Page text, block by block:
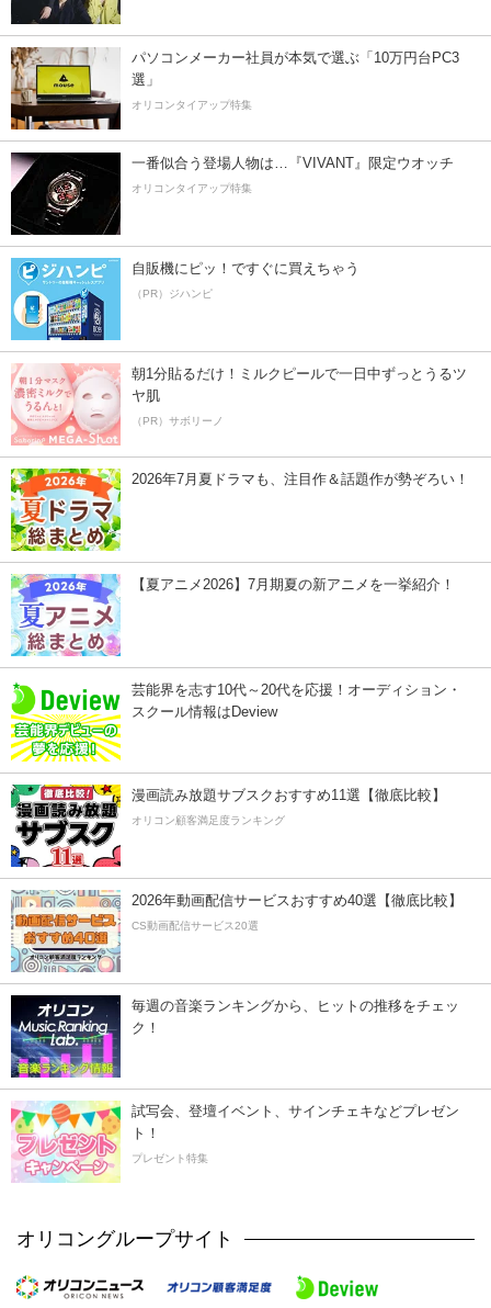
パソコンメーカー社員が本気で選ぶ「10万円台PC3
選」
オリコンタイアップ特集
一番似合う登場人物は…『VIVANT』限定ウオッチ
オリコンタイアップ特集
自販機にピッ！ですぐに買えちゃう
（PR）ジハンピ
朝1分貼るだけ！ミルクピールで一日中ずっとうるツ
ヤ肌
（PR）サボリーノ
2026年7月夏ドラマも、注目作＆話題作が勢ぞろい！
【夏アニメ2026】7月期夏の新アニメを一挙紹介！
芸能界を志す10代～20代を応援！オーディション・
スクール情報はDeview
漫画読み放題サブスクおすすめ11選【徹底比較】
オリコン顧客満足度ランキング
2026年動画配信サービスおすすめ40選【徹底比較】
CS動画配信サービス20選
毎週の音楽ランキングから、ヒットの推移をチェッ
ク！
試写会、登壇イベント、サインチェキなどプレゼン
ト！
プレゼント特集
オリコングループサイト